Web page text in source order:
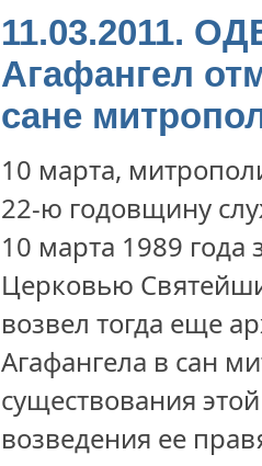
11.03.2011.
Агафангел
сане
10 марта,
22-ю годовщину
10 марта 1989 года
Церковью
возвел тогда еще
Агафангела в сан
существования
возведения ее